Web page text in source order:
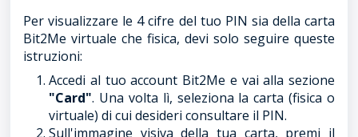
Per visualizzare le 4 cifre del tuo PIN sia della carta
Bit2Me virtuale che fisica, devi solo seguire queste
istruzioni:
Accedi al tuo account Bit2Me e vai alla sezione
"Card". Una volta lì, seleziona la carta (fisica o
virtuale) di cui desideri consultare il PIN.
Sull'immagine visiva della tua carta, premi il